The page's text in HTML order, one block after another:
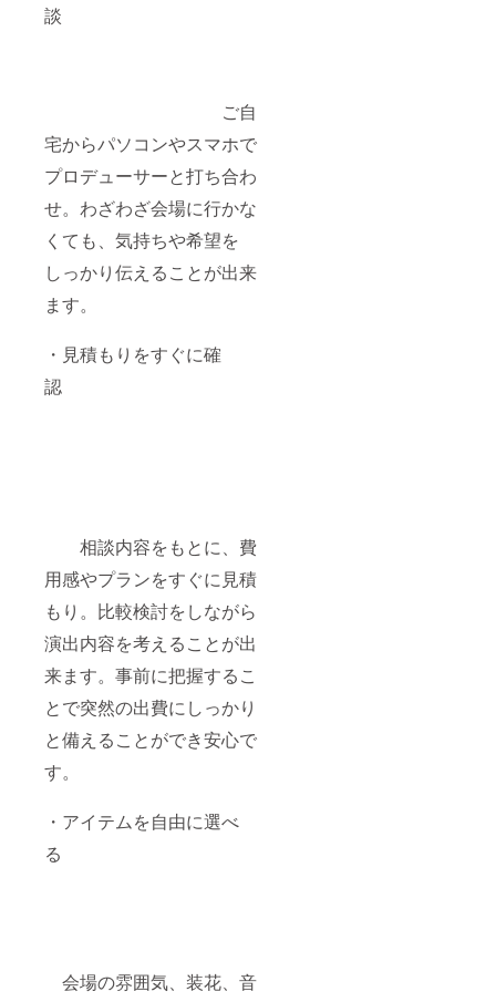
談
ご自
宅からパソコンやスマホで
プロデューサーと打ち合わ
せ。わざわざ会場に行かな
くても、気持ちや希望を
しっかり伝えることが出来
ます。
・見積もりをすぐに確
認
相談内容をもとに、費
用感やプランをすぐに見積
もり。比較検討をしながら
演出内容を考えることが出
来ます。事前に把握するこ
とで突然の出費にしっかり
と備えることができ安心で
す。
・アイテムを自由に選べ
る
会場の雰囲気、装花、音